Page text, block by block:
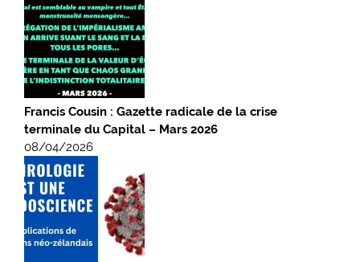
Francis Cousin : Gazette radicale de la crise
terminale du Capital – Mars 2026
08/04/2026